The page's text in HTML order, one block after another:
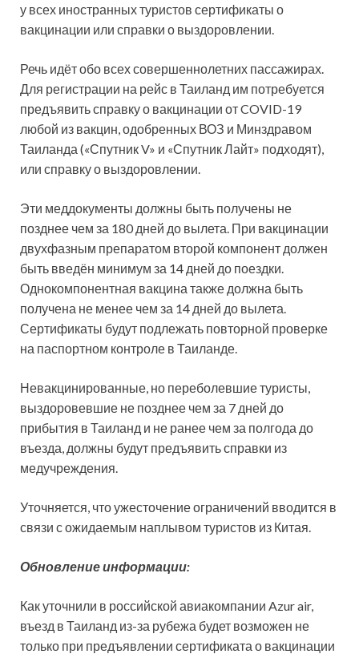
у всех иностранных туристов сертификаты о
вакцинации или справки о выздоровлении.
Речь идёт обо всех совершеннолетних пассажирах.
Для регистрации на рейс в Таиланд им потребуется
предъявить справку о вакцинации от COVID-19
любой из вакцин, одобренных ВОЗ и Минздравом
Таиланда («Спутник V» и «Спутник Лайт» подходят),
или справку о выздоровлении.
Эти меддокументы должны быть получены не
позднее чем за 180 дней до вылета. При вакцинации
двухфазным препаратом второй компонент должен
быть введён минимум за 14 дней до поездки.
Однокомпонентная вакцина также должна быть
получена не менее чем за 14 дней до вылета.
Сертификаты будут подлежать повторной проверке
на паспортном контроле в Таиланде.
Невакцинированные, но переболевшие туристы,
выздоровевшие не позднее чем за 7 дней до
прибытия в Таиланд и не ранее чем за полгода до
въезда, должны будут предъявить справки из
медучреждения.
Уточняется, что ужесточение ограничений вводится в
связи с ожидаемым наплывом туристов из Китая.
Обновление информации:
Как уточнили в российской авиакомпании Azur air,
въезд в Таиланд из-за рубежа будет возможен не
только при предъявлении сертификата о вакцинации